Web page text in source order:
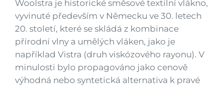
Woolstra je historické směsové textilní vlákno,
vyvinuté především v Německu ve 30. letech
20. století, které se skládá z kombinace
přírodní vlny a umělých vláken, jako je
například Vistra (druh viskózového rayonu). V
minulosti bylo propagováno jako cenově
výhodná nebo syntetická alternativa k pravé